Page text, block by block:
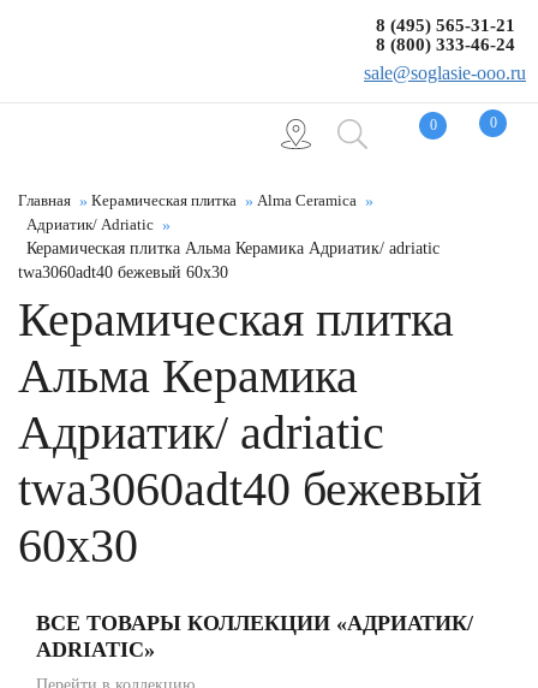
0 0
8 (495) 565-31-21
8 (800) 333-46-24
sale@soglasie-ooo.ru
Главная Керамическая плитка
Alma Ceramica
Адриатик/ Adriatic
Керамическая плитка Альма Керамика Адриатик/ adriatic
twa3060adt40 бежевый 60x30
Керамическая плитка
Альма Керамика
Адриатик/ adriatic
twa3060adt40 бежевый
60x30
ВСЕ ТОВАРЫ КОЛЛЕКЦИИ «АДРИАТИК/
ADRIATIC»